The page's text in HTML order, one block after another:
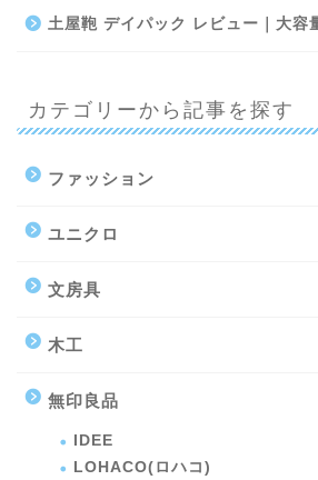
土屋鞄 デイパック レビュー｜大容
カテゴリーから記事を探す
ファッション
ユニクロ
文房具
木工
無印良品
IDEE
LOHACO(ロハコ)